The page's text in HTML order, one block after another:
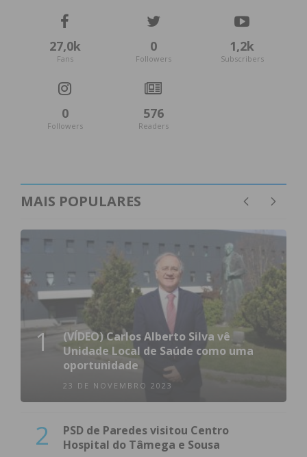
27,0k
Fans
0
Followers
1,2k
Subscribers
0
Followers
576
Readers
MAIS POPULARES
1
(VÍDEO) Carlos Alberto Silva vê
Unidade Local de Saúde como uma
oportunidade
23 DE NOVEMBRO 2023
2
PSD de Paredes visitou Centro
Hospital do Tâmega e Sousa